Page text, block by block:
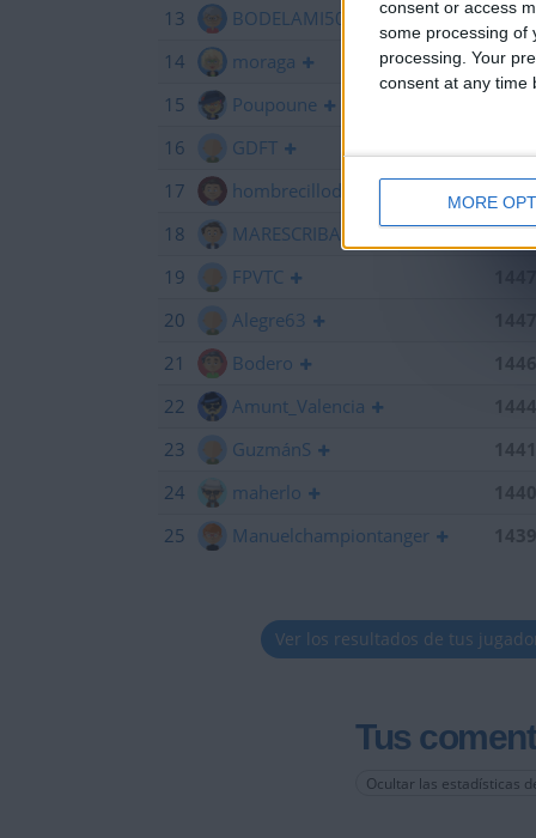
consent or access
some processing of
processing. Your
consent at any time
MORE
13
BODELAMI50
14
moraga
15
Poupoune
16
GDFT
17
hombrecillodepan
18
MARESCRIBANO
19
FPVTC
20
Alegre63
21
Bodero
22
Amunt_Valencia
23
GuzmánS
24
maherlo
25
Manuelchampiontanger
Ver los resultados de tus
Tus
Ocultar las estadísticas